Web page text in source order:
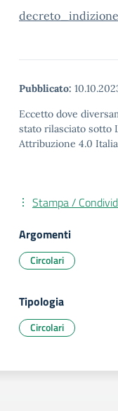
Pubblicato:
Eccetto dove
stato rilasciato sotto
Attribuzione 4.0
Stampa /
Argomenti
Circolari
Tipologia
Circolari